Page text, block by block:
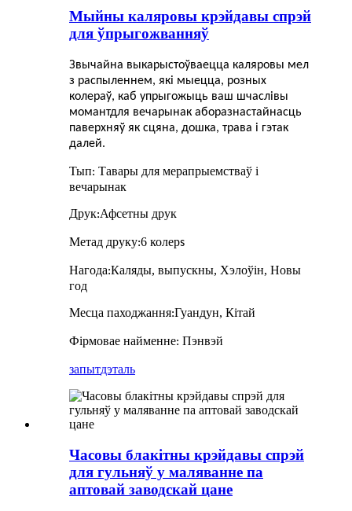
Мыйны каляровы крэйдавы спрэй
для ўпрыгожванняў
Звычайна выкарыстоўваецца каляровы мел
з распыленнем, які мыецца, розных
колераў, каб упрыгожыць ваш шчаслівы
момантдля вечарынак аборазнастайнасць
паверхняў як сцяна, дошка, трава і гэтак
далей.
Тып: Тавары для мерапрыемстваў і
вечарынак
Друк:Афсетны друк
Метад друку:6 колерs
Нагода:Каляды, выпускны, Хэлоўін, Новы
год
Месца паходжання:Гуандун, Кітай
Фірмовае найменне: Пэнвэй
запытдэталь
Часовы блакітны крэйдавы спрэй
для гульняў у маляванне па
аптовай заводскай цане